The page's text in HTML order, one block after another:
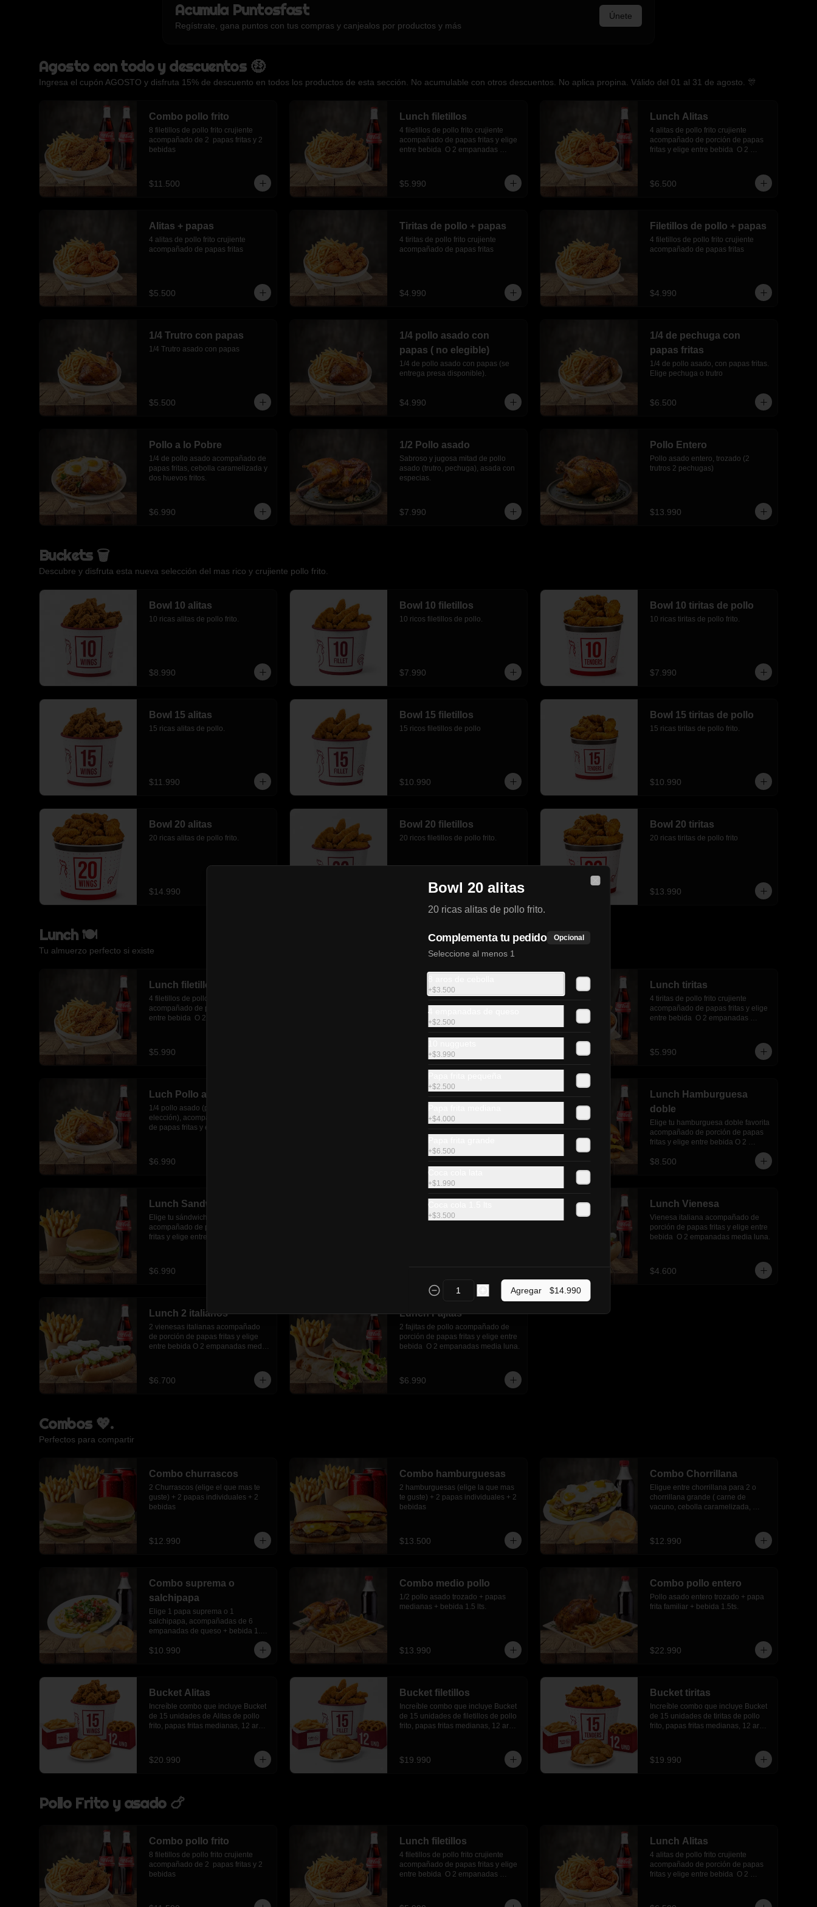
Acumula Puntosfast
Regístrate, gana puntos con tus compras y canjealos por productos y más
Únete
Agosto con todo y descuentos 🤑
Ingresa el cupón AGOSTO y disfruta 15% de descuento en todos los productos de esta sección. No acumulable con otros descuentos. No aplica propina. Válido del 01 al 31 de agosto. 🎊
Combo pollo frito
8 filetillos de pollo frito crujiente
acompañado de 2  papas fritas y 2
bebidas
$11.500
Lunch filetillos
4 filetillos de pollo frito crujiente
acompañado de papas fritas y elige
entre bebida  O 2 empanadas
$5.990
Lunch Alitas
4 alitas de pollo frito crujiente
acompañado de porción de papas
fritas y elige entre bebida  O 2
$6.500
Alitas + papas
4 alitas de pollo frito crujiente
acompañado de papas fritas
$5.500
Tiritas de pollo + papas
4 tiritas de pollo frito crujiente
acompañado de papas fritas
$4.990
Filetillos de pollo + papas
4 filetillos de pollo frito crujiente
acompañado de papas fritas
$4.990
1/4 Trutro con papas
1/4 Trutro asado con papas
$5.500
1/4 pollo asado con
papas ( no elegible)
1/4 de pollo asado con papas (se
entrega presa disponible).
$4.990
1/4 de pechuga con
papas fritas
1/4 de pollo asado, con papas fritas.
Elige pechuga o trutro
$6.500
Pollo a lo Pobre
1/4 de pollo asado acompañado de
papas fritas, cebolla caramelizada y
dos huevos fritos.
$6.990
1/2 Pollo asado
Sabroso y jugosa mitad de pollo
asado (trutro, pechuga), asada con
especias.
$7.990
Pollo Entero
Pollo asado entero, trozado (2
trutros 2 pechugas)
$13.990
Buckets 🗑️
Descubre y disfruta esta nueva selección del mas rico y crujiente pollo frito.
Bowl 10 alitas
10 ricas alitas de pollo frito.
$8.990
Bowl 10 filetillos
10 ricos filetillos de pollo.
$7.990
Bowl 10 tiritas de pollo
10 ricas tiritas de pollo frito.
$7.990
Bowl 15 alitas
15 ricas alitas de pollo.
$11.990
Bowl 15 filetillos
15 ricos filetillos de pollo
$10.990
Bowl 15 tiritas de pollo
15 ricas tiritas de pollo frito.
$10.990
Bowl 20 alitas
20 ricas alitas de pollo frito.
$14.990
Bowl 20 filetillos
20 ricos filetillos de pollo frito.
$13.990
Bowl 20 tiritas
20 ricas tiritas de pollo frito
$13.990
Lunch 🍽️
Tu almuerzo perfecto si existe
Lunch filetillos
4 filetillos de pollo frito crujiente
acompañado de papas fritas y elige
entre bebida  O 2 empanadas
$5.990
Lunch Alitas
4 alitas de pollo frito crujiente
fritas y elige entre bebida  O 2
empanadas media luna.
Lunch tiritas
4 tiritas de pollo frito crujiente
acompañado de papas fritas y elige
entre bebida  O 2 empanadas
$5.990
Luch Pollo asado
1/4 pollo asado (pieza no a
elección), acompañado de porción
de papas fritas y elige entre bebida
$6.990
Lunch Hamburguesa
acompañado de porción de papas
Lunch Hamburguesa
doble
Elige tu hamburguesa doble favorita
acompañado de porción de papas
fritas y elige entre bebida O 2
$8.500
Lunch Sandwich
Elige tu sándwich favorito
acompañado de porción de papas
fritas y elige entre bebida  O 2
$6.990
Lunch As
As italiano acompañado de porción
Lunch Vienesa
Vienesa italiana acompañado de
porción de papas fritas y elige entre
bebida  O 2 empanadas media luna.
$4.600
Lunch 2 italianos
2 vienesas italianas acompañado
de porción de papas fritas y elige
entre bebida O 2 empanadas media
$6.700
Lunch Fajitas
2 fajitas de pollo acompañado de
porción de papas fritas y elige entre
bebida  O 2 empanadas media luna.
$6.990
Combos 💖.
Perfectos para compartir
Combo churrascos
2 Churrascos (elige el que mas te
guste) + 2 papas individuales + 2
bebidas
$12.990
Combo hamburguesas
2 hamburguesas (elige la que mas
te guste) + 2 papas individuales + 2
bebidas
$13.500
Combo Chorrillana
Eligue entre chorrillana para 2 o
chorrillana grande ( carne de
vacuno, cebolla caramelizada,
1.5 lts.
$12.990
Combo suprema o
salchipapa
Elige 1 papa suprema o 1
salchipapa, acompañadas de 6
empanadas de queso + bebida 1.5
$10.990
Combo medio pollo
1/2 pollo asado trozado + papas
medianas + bebida 1.5 lts.
$13.990
Combo pollo entero
Pollo asado entero trozado + papa
frita familiar + bebida 1.5ts.
$22.990
Bucket Alitas
Increíble combo que incluye Bucket
de 15 unidades de Alitas de pollo
frito, papas fritas medianas, 12 aros
$20.990
Bucket filetillos
Increíble combo que incluye Bucket
de 15 unidades de filetillos de pollo
frito, papas fritas medianas, 12 aros
$19.990
Bucket tiritas
Increíble combo que incluye Bucket
de 15 unidades de tiritas de pollo
frito, papas fritas medianas, 12 aros
$19.990
Pollo Frito y asado 🍗
Combo pollo frito
8 filetillos de pollo frito crujiente
acompañado de 2  papas fritas y 2
bebidas
Lunch filetillos
4 filetillos de pollo frito crujiente
acompañado de papas fritas y elige
entre bebida  O 2 empanadas
Lunch Alitas
4 alitas de pollo frito crujiente
acompañado de porción de papas
fritas y elige entre bebida  O 2
Bowl 20 alitas
20 ricas alitas de pollo frito.
Complementa tu pedido Opcional
Seleccione al menos 1
+$3.500
4 empanadas de queso
+$2.500
+$3.990
+$2.500
+$4.000
+$6.500
Coca cola lata
+$1.990
Coca cola 1.5 lts
+$3.500
Agregar $14.990
Close